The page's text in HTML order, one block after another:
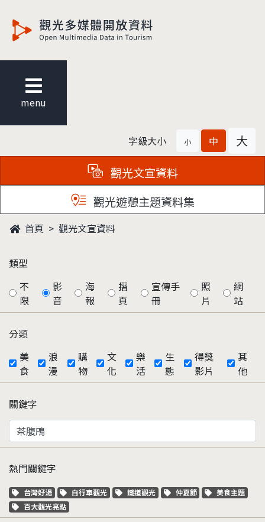
menu
字級大小 小 中 大
觀光文宣資料
觀光遊憩主題資料集
首頁 觀光文宣資料
類型
不
限
影
音
海
報
摺
頁
宣傳手
冊
照
片
網
站
分類
美
食
浪
漫
購
物
文
化
樂
活
生
態
得獎
影片
其
他
關鍵字
熱門關鍵字
關鍵字標籤
台灣好湯 關鍵字標籤
自行車觀光 關鍵字標籤
鐵道觀光 關鍵字標籤
仲夏節 關鍵字標籤
美食主題
關鍵字標籤
百大觀光亮點